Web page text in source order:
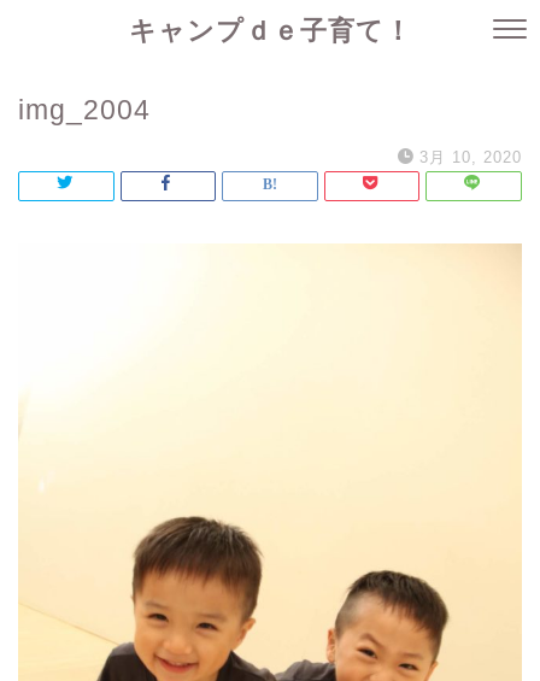
キャンプｄｅ子育て！
img_2004
3月 10, 2020